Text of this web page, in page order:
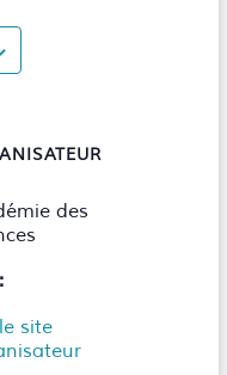
des
site